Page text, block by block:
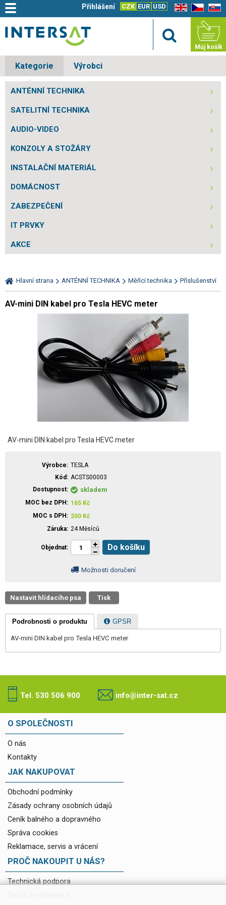
EN CZ SK
CZK EUR USD
Přihlášení
Můj košík
Kategorie Výrobci
ANTÉNNÍ TECHNIKA
SATELITNÍ TECHNIKA
AUDIO-VIDEO
KONZOLY A STOŽÁRY
INSTALAČNÍ MATERIÁL
DOMÁCNOST
ZABEZPEČENÍ
IT PRVKY
AKCE
Hlavní strana ANTÉNNÍ TECHNIKA Měřící technika Příslušenství
AV-mini DIN kabel pro Tesla HEVC meter
AV-mini DIN kabel pro Tesla HEVC meter
Výrobce
TESLA
Kód
ACSTS00003
Dostupnost
skladem
MOC bez DPH 165 Kč
MOC s DPH
200 Kč
Záruka 24 Měsíců
Objednat Do košíku
Možnosti doručení
Nastavit hlídacího psa Tisk
Podrobnosti o produktu GPSR
AV-mini DIN kabel pro Tesla HEVC meter
Tel. 530 506 900 info@inter-sat.cz
O SPOLEČNOSTI
O nás
Kontakty
JAK NAKUPOVAT
Obchodní podmínky
Zásady ochrany osobních údajů
Ceník balného a dopravného
Správa cookies
Reklamace, servis a vrácení
PROČ NAKOUPIT U NÁS?
Technická podpora